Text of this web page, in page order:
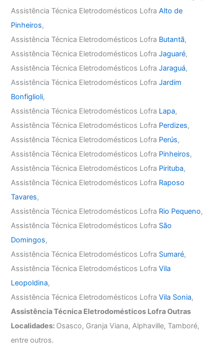
Assistência Técnica Eletrodomésticos LofraAlto de
Pinheiros,
Assistência Técnica Eletrodomésticos Lofra Butantã,
Assistência Técnica Eletrodomésticos LofraJaguaré,
Assistência Técnica Eletrodomésticos LofraJaraguá,
Assistência Técnica Eletrodomésticos LofraJardim
Bonfiglioli,
Assistência Técnica Eletrodomésticos Lofra Lapa,
Assistência Técnica Eletrodomésticos Lofra Perdizes,
Assistência Técnica Eletrodomésticos Lofra Perús,
Assistência Técnica Eletrodomésticos Lofra Pinheiros,
Assistência Técnica Eletrodomésticos Lofra Pirituba,
Assistência Técnica Eletrodomésticos Lofra Raposo
Tavares,
Assistência Técnica Eletrodomésticos Lofra Rio Pequeno,
Assistência Técnica Eletrodomésticos Lofra São
Domingos,
Assistência Técnica Eletrodomésticos Lofra Sumaré,
Assistência Técnica Eletrodomésticos LofraVila
Leopoldina,
Assistência Técnica Eletrodomésticos LofraVila Sonia,
Assistência Técnica Eletrodomésticos Lofra Outras
Localidades: Osasco, Granja Viana, Alphaville, Tamboré,
entre outros.